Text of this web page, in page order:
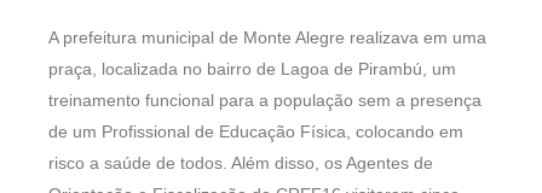
A prefeitura municipal de Monte Alegre realizava em uma
praça, localizada no bairro de Lagoa de Pirambú, um
treinamento funcional para a população sem a presença
de um Profissional de Educação Física, colocando em
risco a saúde de todos. Além disso, os Agentes de